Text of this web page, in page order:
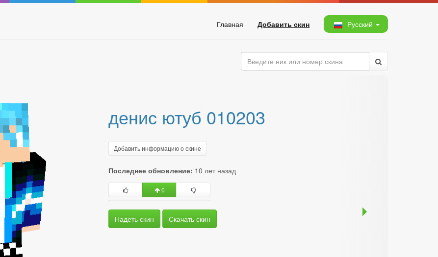
Главная Добавить скин Русский
денис ютуб 010203
Добавить информацию о скине
Последнее обновление: 10 лет назад
0
Надеть скин Скачать скин